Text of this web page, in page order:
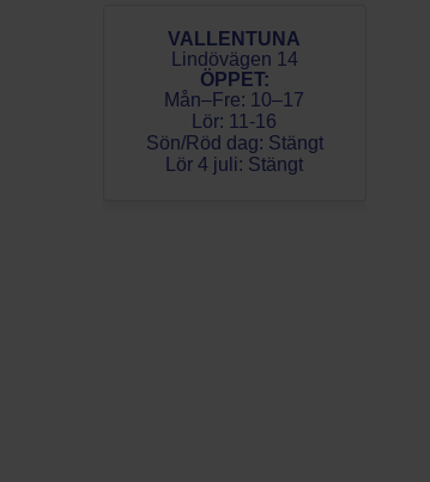
VALLENTUNA
Lindövägen 14
ÖPPET:
Mån–Fre: 10–17
Lör: 11-16
Sön/Röd dag: Stängt
Lör 4 juli: Stängt